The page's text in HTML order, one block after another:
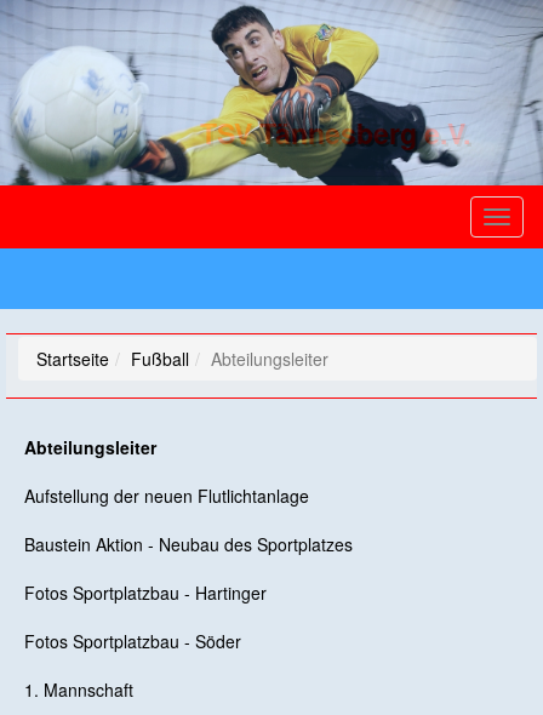
TSV Tännesberg e.V.
Startseite Fußball Abteilungsleiter
Abteilungsleiter
Aufstellung der neuen Flutlichtanlage
Baustein Aktion - Neubau des Sportplatzes
Fotos Sportplatzbau - Hartinger
Fotos Sportplatzbau - Söder
1. Mannschaft